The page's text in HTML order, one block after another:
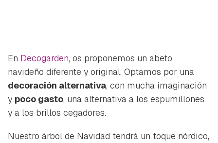
En Decogarden, os proponemos un abeto
navideño diferente y original. Optamos por una
decoración alternativa, con mucha imaginación
y poco gasto, una alternativa a los espumillones
y a los brillos cegadores.
Nuestro árbol de Navidad tendrá un toque nórdico,